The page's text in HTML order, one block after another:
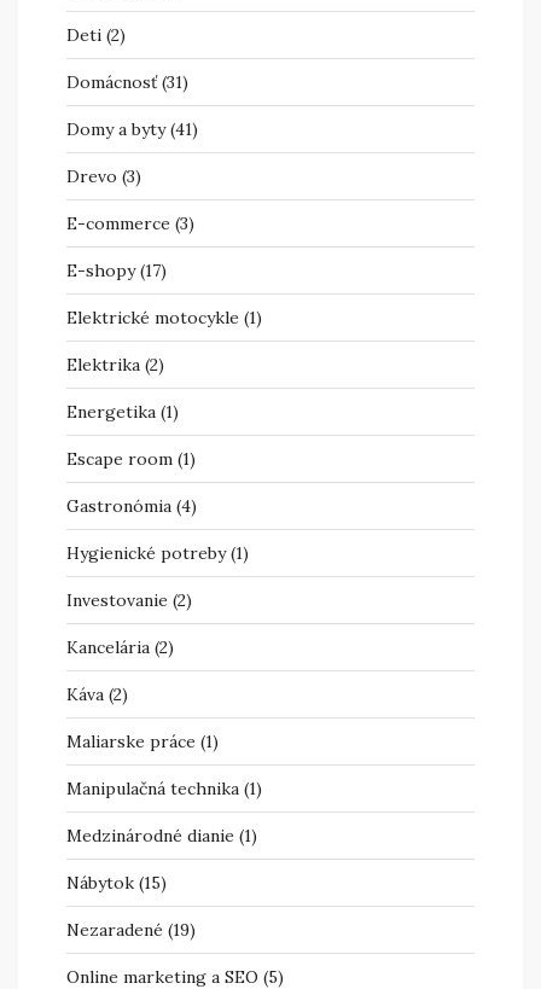
Deti (2)
Domácnosť(31)
Domy a byty(41)
Drevo (3)
E-commerce (3)
E-shopy(17)
Elektrické motocykle (1)
Elektrika (2)
Energetika (1)
Escape room (1)
Gastronómia (4)
Hygienické potreby(1)
Investovanie (2)
Kancelária (2)
Káva (2)
Maliarske práce (1)
Manipulačná technika (1)
Medzinárodné dianie (1)
Nábytok (15)
Nezaradené (19)
Online marketing a SEO (5)